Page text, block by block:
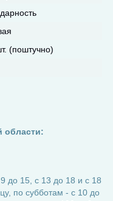
(поштучно)
области:
до 15, с 13 до 18 и с 18
по субботам - с 10 до